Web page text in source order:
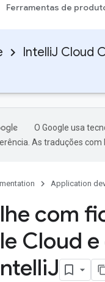
Ferramentas de
IntelliJ Cloud
O Google usa
As traduções com
Application
com
Cloud
J